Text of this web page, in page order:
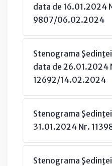
data de 16.01.2024
9807/06.02.2024
Stenograma
data de 26.01.2024
12692/14.02.2024
Stenograma
31.01.2024 Nr.
Stenograma